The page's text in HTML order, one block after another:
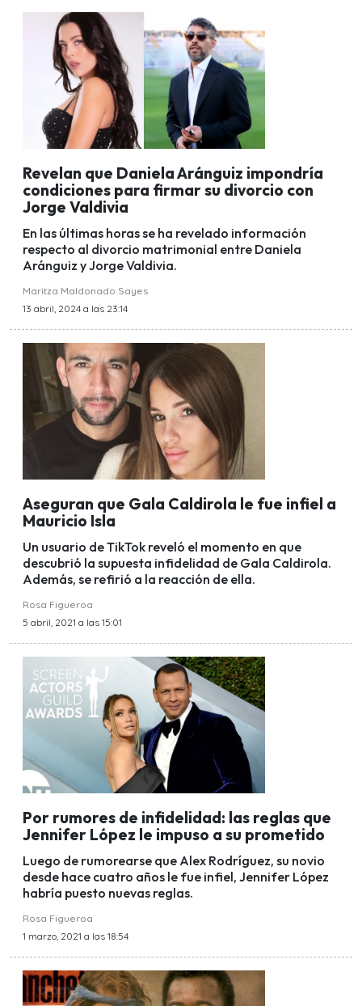
Revelan que Daniela Aránguiz impondría
condiciones para firmar su divorcio con
Jorge Valdivia
En las últimas horas se ha revelado información
respecto al divorcio matrimonial entre Daniela
Aránguiz y Jorge Valdivia.
Maritza Maldonado Sayes
13 abril, 2024 a las 23:14
Aseguran que Gala Caldirola le fue infiel a
Mauricio Isla
Un usuario de TikTok reveló el momento en que
descubrió la supuesta infidelidad de Gala Caldirola.
Además, se refirió a la reacción de ella.
Rosa Figueroa
5 abril, 2021 a las 15:01
Por rumores de infidelidad: las reglas que
Jennifer López le impuso a su prometido
Luego de rumorearse que Alex Rodríguez, su novio
desde hace cuatro años le fue infiel, Jennifer López
habría puesto nuevas reglas.
Rosa Figueroa
1 marzo, 2021 a las 18:54